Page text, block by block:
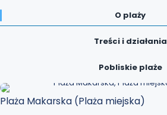
O plaży
Treści i działania
Pobliskie plaże
Plaża Makarska (Plaża miejska)